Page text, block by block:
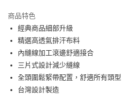
街口支付
悠遊付
Google Pay
全盈+PAY
商品特色
經典商品細部升級
精選高透氣排汗布料
內縫線加工滾邊舒適接合
三片式設計減少縫線
全頭圍鬆緊帶配置，舒適所有頭型
台灣設計製造